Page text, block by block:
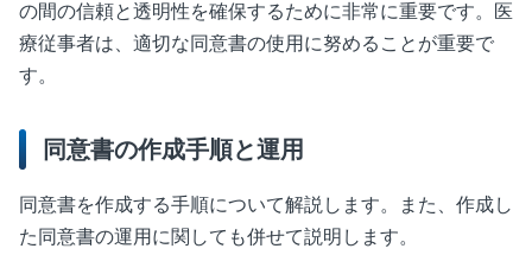
の間の信頼と透明性を確保するために非常に重要です。医
療従事者は、適切な同意書の使用に努めることが重要で
す。
同意書の作成手順と運用
同意書を作成する手順について解説します。また、作成し
た同意書の運用に関しても併せて説明します。